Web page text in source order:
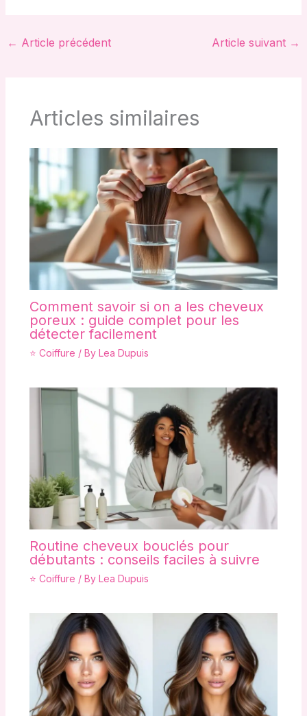
← Article précédent Article suivant →
Articles similaires
Comment savoir si on a les cheveux
poreux : guide complet pour les
détecter facilement
⭐ Coiffure / By Lea Dupuis
Routine cheveux bouclés pour
débutants : conseils faciles à suivre
⭐ Coiffure / By Lea Dupuis